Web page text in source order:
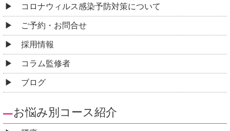
コロナウィルス感染予防対策について
ご予約・お問合せ
採用情報
コラム監修者
ブログ
お悩み別コース紹介